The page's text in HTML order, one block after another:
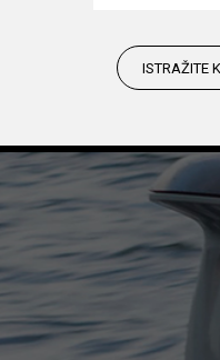
ISTRAŽITE